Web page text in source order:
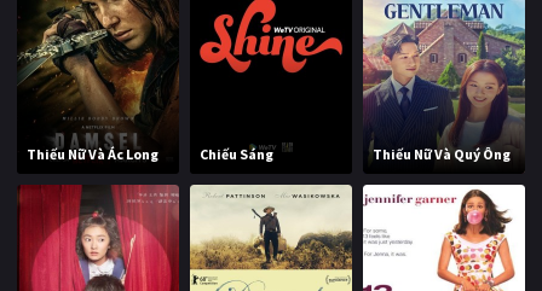
Thiếu Nữ Và Ác Long Chiếu Sáng Thiếu Nữ Và Quý Ông